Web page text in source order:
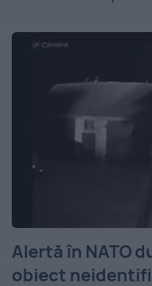
Alertă în NATO
obiect